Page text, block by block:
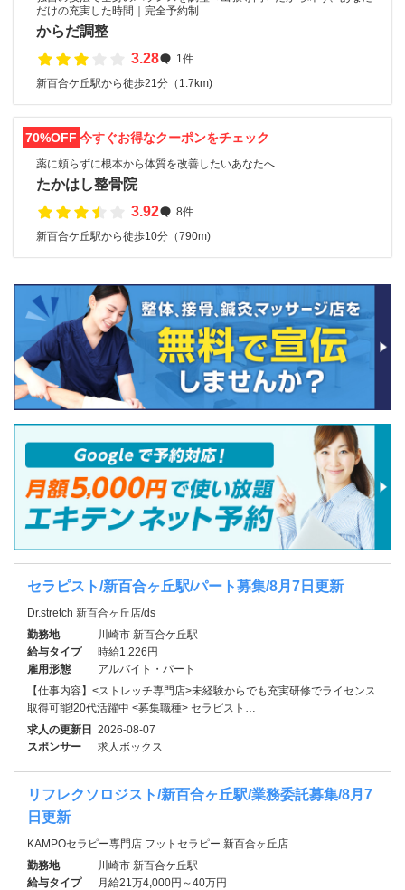
だけの充実した時間｜完全予約制
からだ調整
3.28
1件
新百合ケ丘駅から徒歩21分（1.7km)
70%OFF 今すぐお得なクーポンをチェック
薬に頼らずに根本から体質を改善したいあなたへ
たかはし整骨院
3.92
8件
新百合ケ丘駅から徒歩10分（790m)
セラピスト/新百合ヶ丘駅/パート募集/8月7日更新
Dr.stretch 新百合ヶ丘店/ds
勤務地
川崎市 新百合ケ丘駅
給与タイプ
時給1,226円
雇用形態
アルバイト・パート
【仕事内容】<ストレッチ専門店>未経験からでも充実研修でライセンス
取得可能!20代活躍中 <募集職種> セラピスト…
求人の更新日 2026-08-07
スポンサー
求人ボックス
リフレクソロジスト/新百合ヶ丘駅/業務委託募集/8月7
日更新
KAMPOセラピー専門店 フットセラピー 新百合ヶ丘店
勤務地
川崎市 新百合ケ丘駅
給与タイプ
月給21万4,000円～40万円